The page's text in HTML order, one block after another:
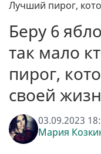
Лучший пирог,
Беру 6
так мало
пирог,
своей
03.09.2023
Мария